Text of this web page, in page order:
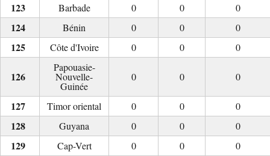
Barbade
0 0
0
Bénin
0 0
0
Côte d'Ivoire
0 0
0
Papouasie-
Nouvelle-
Guinée
0 0 0
Timor oriental 0 0
0
Guyana
0 0
0
Cap-Vert
0 0
0